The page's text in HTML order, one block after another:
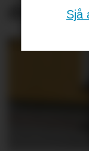
Sjå
din er